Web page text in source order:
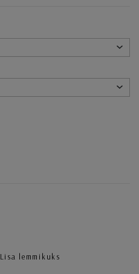
Lisa lemmikuks